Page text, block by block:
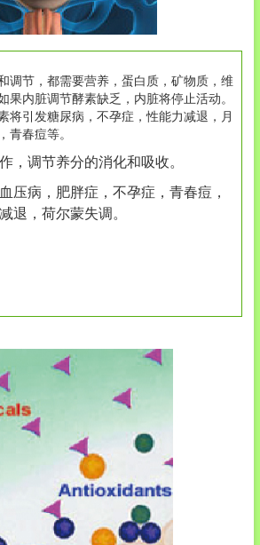
调节，都需要营养，蛋白质，矿物质，维
果内脏调节酵素缺乏，内脏将停止活动。
将引发糖尿病，不孕症，性能力减退，月
春痘等。
，调节养分的消化和吸收。
压病，肥胖症，不孕症，青春痘，
退，荷尔蒙失调。